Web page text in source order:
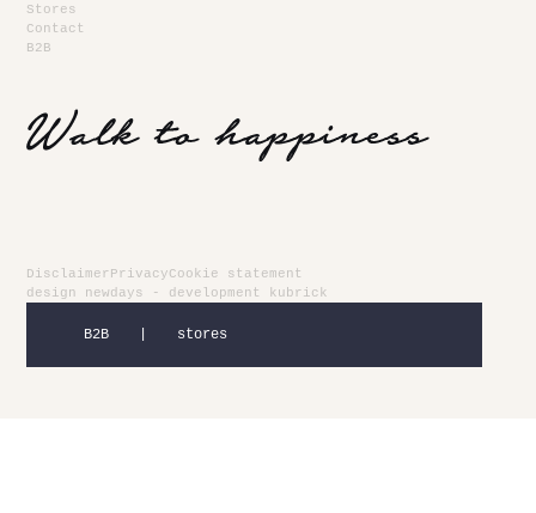
Stores
Contact
B2B
B2B stores
DisclaimerPrivacyCookie statement
design newdays - development kubrick